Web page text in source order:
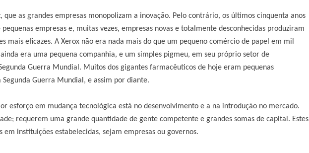
as grandes empresas monopolizam a inovação. Pelo contrário, os últimos cinquenta anos
empresas e, muitas vezes, empresas novas e totalmente desconhecidas produziram
mais eficazes. A Xerox não era nada mais do que um pequeno comércio de papel em mil
era uma pequena companhia, e um simples pigmeu, em seu próprio setor de
Guerra Mundial. Muitos dos gigantes farmacêuticos de hoje eram pequenas
Guerra Mundial, e assim por diante.
esforço em mudança tecnológica está no desenvolvimento e a na introdução no mercado.
requerem uma grande quantidade de gente competente e grandes somas de capital. Estes
instituições estabelecidas, sejam empresas ou governos.